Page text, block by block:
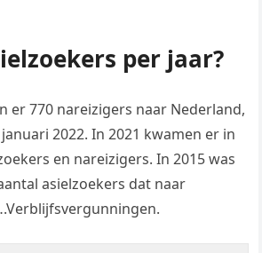
per jaar?
er 770 nareizigers naar Nederland,
2022. In 2021 kwamen er in
en nareizigers. In 2015 was
asielzoekers dat naar